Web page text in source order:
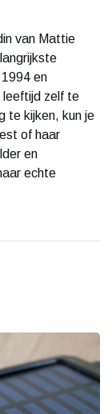
van Mattie
en
leeftijd zelf te
te kijken, kun je
of haar
en
echte